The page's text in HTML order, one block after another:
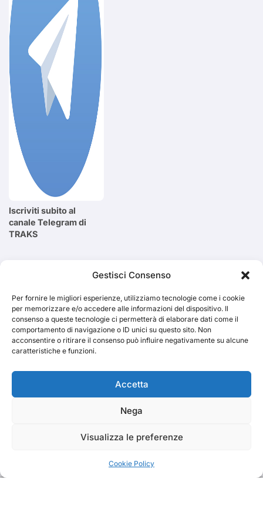
Gestisci Consenso
Per fornire le migliori esperienze, utilizziamo tecnologie come i cookie
per memorizzare e/o accedere alle informazioni del dispositivo. Il
consenso a queste tecnologie ci permetterà di elaborare dati come il
comportamento di navigazione o ID unici su questo sito. Non
acconsentire o ritirare il consenso può influire negativamente su alcune
caratteristiche e funzioni.
Accetta
Nega
Visualizza le preferenze
Cookie Policy
Iscriviti subito al
canale Telegram di
TRAKS
Cerca
TRAKS
Dal 2014 musica indipendente ed emergente